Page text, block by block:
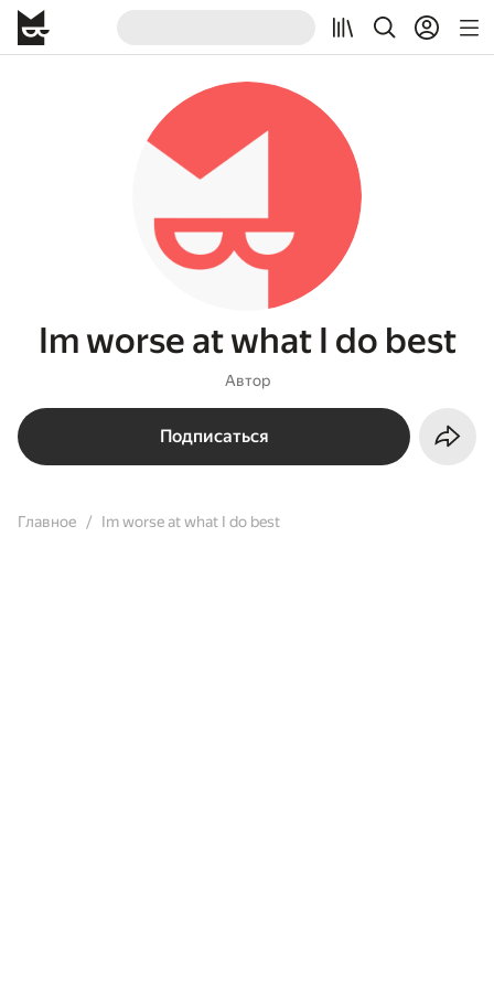
Im worse at what I do best
Автор
Подписаться
Главное Im worse at what I do best